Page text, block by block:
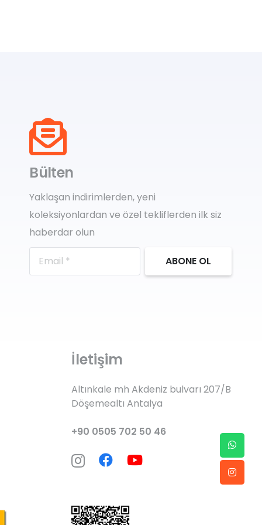
Bülten
Yaklaşan indirimlerden, yeni
koleksiyonlardan ve özel tekliflerden ilk siz
haberdar olun
ABONE OL
İletişim
Altınkale mh Akdeniz bulvarı 207/B
Döşemealtı Antalya
+90 0505 702 50 46